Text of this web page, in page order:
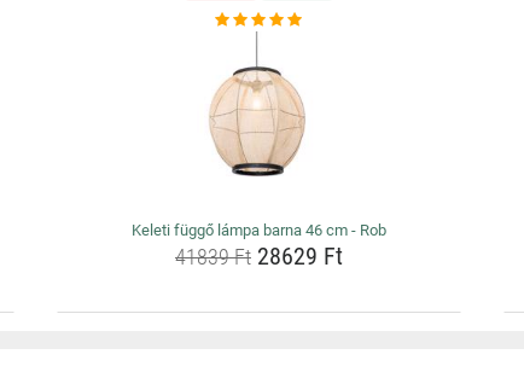
Keleti függő lámpa barna 46 cm - Rob
41839 Ft28629 Ft